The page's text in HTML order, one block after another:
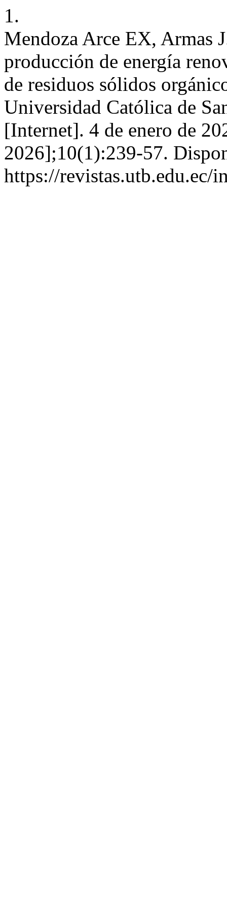
1.
Mendoza Arce EX, Armas
producción de energía
de residuos sólidos
Universidad Católica de
[Internet]. 4 de enero de
2026];10(1):239-57.
https://revistas.utb.edu.ec/